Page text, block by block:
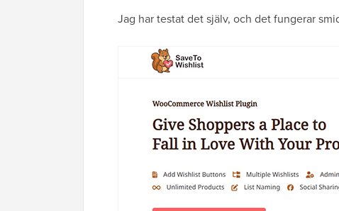
Jag har testat det själv, och det fungerar